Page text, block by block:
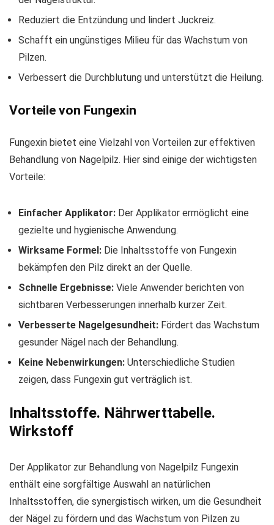
Reduziert die Entzündung und lindert Juckreiz.
Schafft ein ungünstiges Milieu für das Wachstum von
Pilzen.
Verbessert die Durchblutung und unterstützt die Heilung.
Vorteile von Fungexin
Fungexin bietet eine Vielzahl von Vorteilen zur effektiven
Behandlung von Nagelpilz. Hier sind einige der wichtigsten
Vorteile:
Einfacher Applikator: Der Applikator ermöglicht eine
gezielte und hygienische Anwendung.
Wirksame Formel: Die Inhaltsstoffe von Fungexin
bekämpfen den Pilz direkt an der Quelle.
Schnelle Ergebnisse: Viele Anwender berichten von
sichtbaren Verbesserungen innerhalb kurzer Zeit.
Verbesserte Nagelgesundheit: Fördert das Wachstum
gesunder Nägel nach der Behandlung.
Keine Nebenwirkungen: Unterschiedliche Studien
zeigen, dass Fungexin gut verträglich ist.
Inhaltsstoffe. Nährwerttabelle.
Wirkstoff
Der Applikator zur Behandlung von Nagelpilz Fungexin
enthält eine sorgfältige Auswahl an natürlichen
Inhaltsstoffen, die synergistisch wirken, um die Gesundheit
der Nägel zu fördern und das Wachstum von Pilzen zu